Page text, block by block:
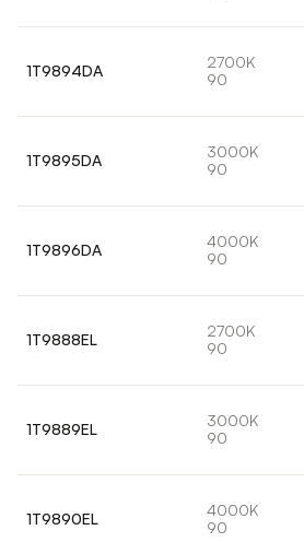
1T9894DA
2700K
90
1T9895DA
3000K
90
1T9896DA
4000K
90
1T9888EL
2700K
90
1T9889EL
3000K
90
1T9890EL
4000K
90